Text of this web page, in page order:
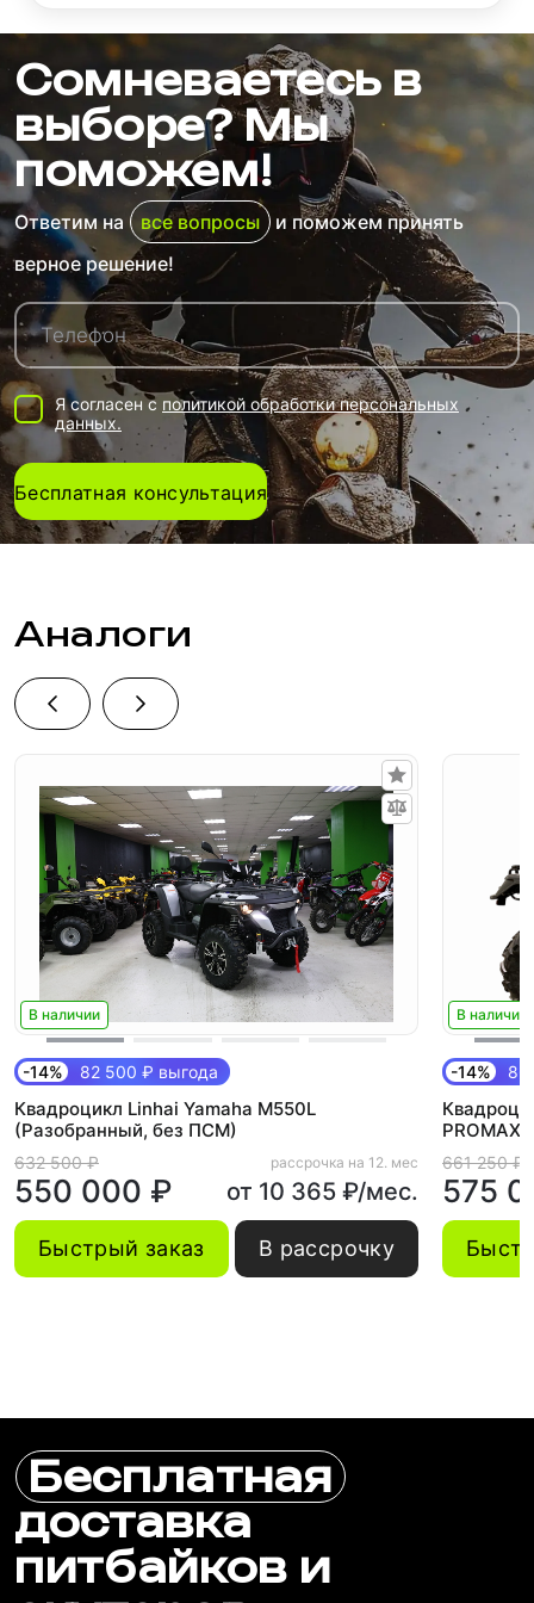
Сомневаетесь в
выборе? Мы
поможем!
Ответим на все вопросы
и поможем принять
верное решение!
Я согласен с политикой обработки персональных
данных.
Бесплатная консультация
Аналоги
В наличии
-14% 82 500 ₽ выгода
Квадроцикл Linhai Yamaha M550L
(Разобранный, без ПСМ)
632 500 ₽
550 000 ₽
рассрочка на 12. мес
от 10 365 ₽/мес.
Быстрый заказ В рассрочку
В наличии
-14% 86
PROMAX
661 250 ₽
575
Бесплатная
доставка
питбайков и